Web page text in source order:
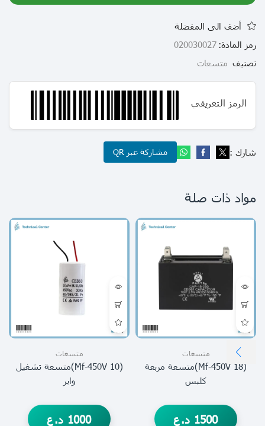
أضف الى المفضلة
رمز المادة: 020030027
تصنيف متسعات
الرمز التعريفي
شارك : مشاركة عبر QR
مواد ذات صلة
متسعات
(18 Μf-450V)متسعة مربعة
كلبس
1500 د.ع
متسعات
(10 Μf-450V)متسعة تشغيل
واير
1000 د.ع